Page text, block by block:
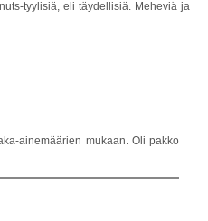
tyylisiä, eli täydellisiä. Meheviä ja
ainemäärien mukaan. Oli pakko